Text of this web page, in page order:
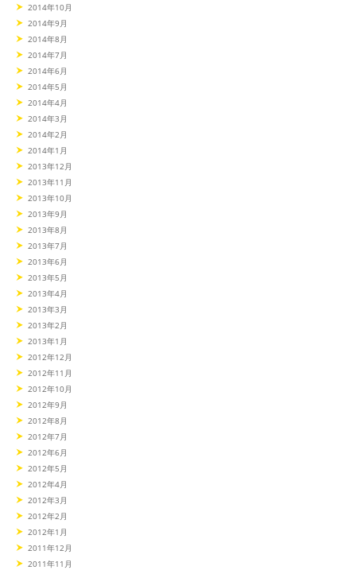
2014年10月
2014年9月
2014年8月
2014年7月
2014年6月
2014年5月
2014年4月
2014年3月
2014年2月
2014年1月
2013年12月
2013年11月
2013年10月
2013年9月
2013年8月
2013年7月
2013年6月
2013年5月
2013年4月
2013年3月
2013年2月
2013年1月
2012年12月
2012年11月
2012年10月
2012年9月
2012年8月
2012年7月
2012年6月
2012年5月
2012年4月
2012年3月
2012年2月
2012年1月
2011年12月
2011年11月